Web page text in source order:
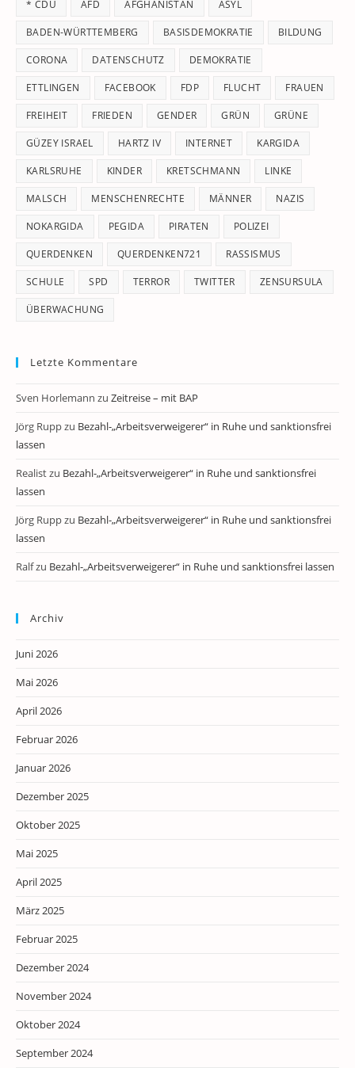
* CDU AFD AFGHANISTAN ASYL
BADEN-WÜRTTEMBERG BASISDEMOKRATIE BILDUNG
CORONA DATENSCHUTZ DEMOKRATIE
ETTLINGEN FACEBOOK FDP FLUCHT FRAUEN
FREIHEIT FRIEDEN GENDER GRÜN GRÜNE
GÜZEY ISRAEL HARTZ IV INTERNET KARGIDA
KARLSRUHE KINDER KRETSCHMANN LINKE
MALSCH MENSCHENRECHTE MÄNNER NAZIS
NOKARGIDA PEGIDA PIRATEN POLIZEI
QUERDENKEN QUERDENKEN721 RASSISMUS
SCHULE SPD TERROR TWITTER ZENSURSULA
ÜBERWACHUNG
Letzte Kommentare
Sven Horlemann zu Zeitreise – mit BAP
Jörg Ruppzu Bezahl-„Arbeitsverweigerer“ in Ruhe und sanktionsfrei
lassen
Realistzu Bezahl-„Arbeitsverweigerer“ in Ruhe und sanktionsfrei
lassen
Jörg Ruppzu Bezahl-„Arbeitsverweigerer“ in Ruhe und sanktionsfrei
lassen
Ralfzu Bezahl-„Arbeitsverweigerer“ in Ruhe und sanktionsfrei lassen
Archiv
Juni 2026
Mai 2026
April 2026
Februar 2026
Januar 2026
Dezember 2025
Oktober 2025
Mai 2025
April 2025
März 2025
Februar 2025
Dezember 2024
November 2024
Oktober 2024
September 2024